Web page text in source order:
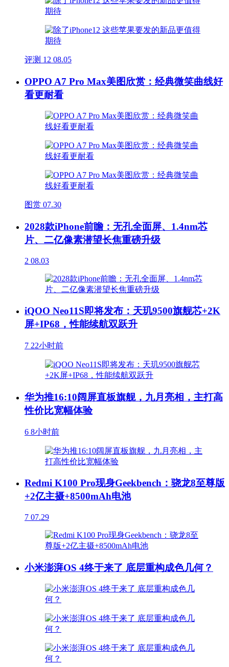
评测 12 08.05
OPPO A7 Pro Max美图欣赏：经典微笑曲线好
看更耐看
图赏 07.30
2028款iPhone前瞻：无孔全面屏、1.4nm芯
片、二亿像素潜望长焦重磅升级
2 08.03
iQOO Neo11S即将发布：天玑9500旗舰芯+2K
屏+IP68，性能续航双跃升
7 22小时前
华为推16:10阔屏直板旗舰，九月亮相，主打高
性价比宽幅体验
6 8小时前
Redmi K100 Pro现身Geekbench：骁龙8至尊版
+2亿主摄+8500mAh电池
7 07.29
小米澎湃OS 4终于来了 底层重构成色几何？